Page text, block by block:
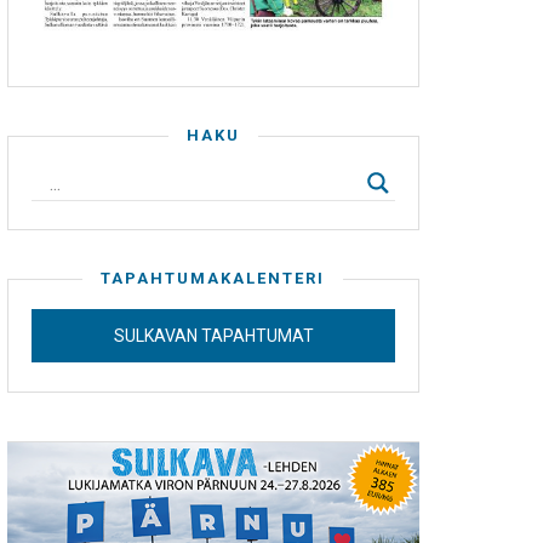
HAKU
TAPAHTUMAKALENTERI
SULKAVAN TAPAHTUMAT